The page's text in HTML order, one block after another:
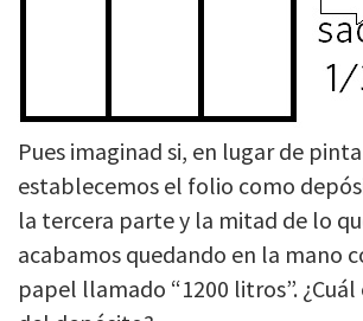
Pues imaginad si, en lugar de
establecemos el folio como
la tercera parte y la mitad de lo
acabamos quedando en la mano
papel llamado “1200 litros”.